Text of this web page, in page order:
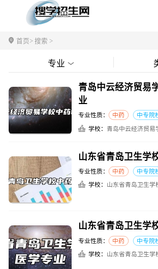
首页> 搜索 >
专业
青岛中云经济贸易
业
专业性质： 中药
中专院
学校： 青岛中云经济贸易
山东省青岛卫生学
专业性质： 中药
中专院
学校：
山东省青岛卫生学
山东省青岛卫生学
专业性质： 中药
中专院
学校：
山东省青岛卫生学